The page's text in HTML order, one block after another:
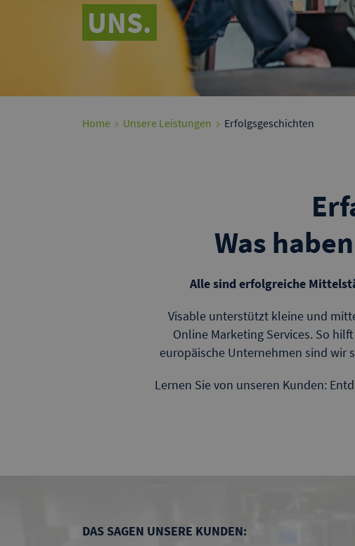
UNS.
Home Unsere Leistungen Erfolgsgeschichten
Was
Alle sind erfolgreiche
Visable unterstützt kleine und
Online Marketing Services. So
europäische Unternehmen sind wir
Lernen Sie von unseren Kunden:
DAS SAGEN UNSERE KUNDEN: